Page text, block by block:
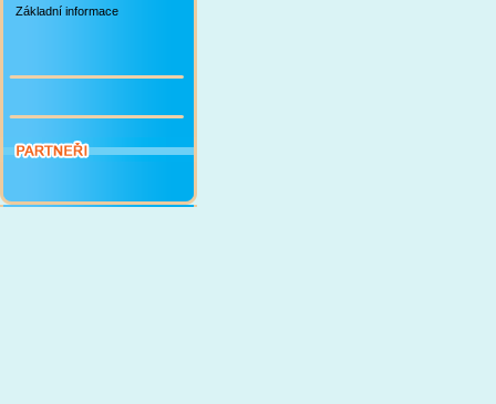
Základní informace